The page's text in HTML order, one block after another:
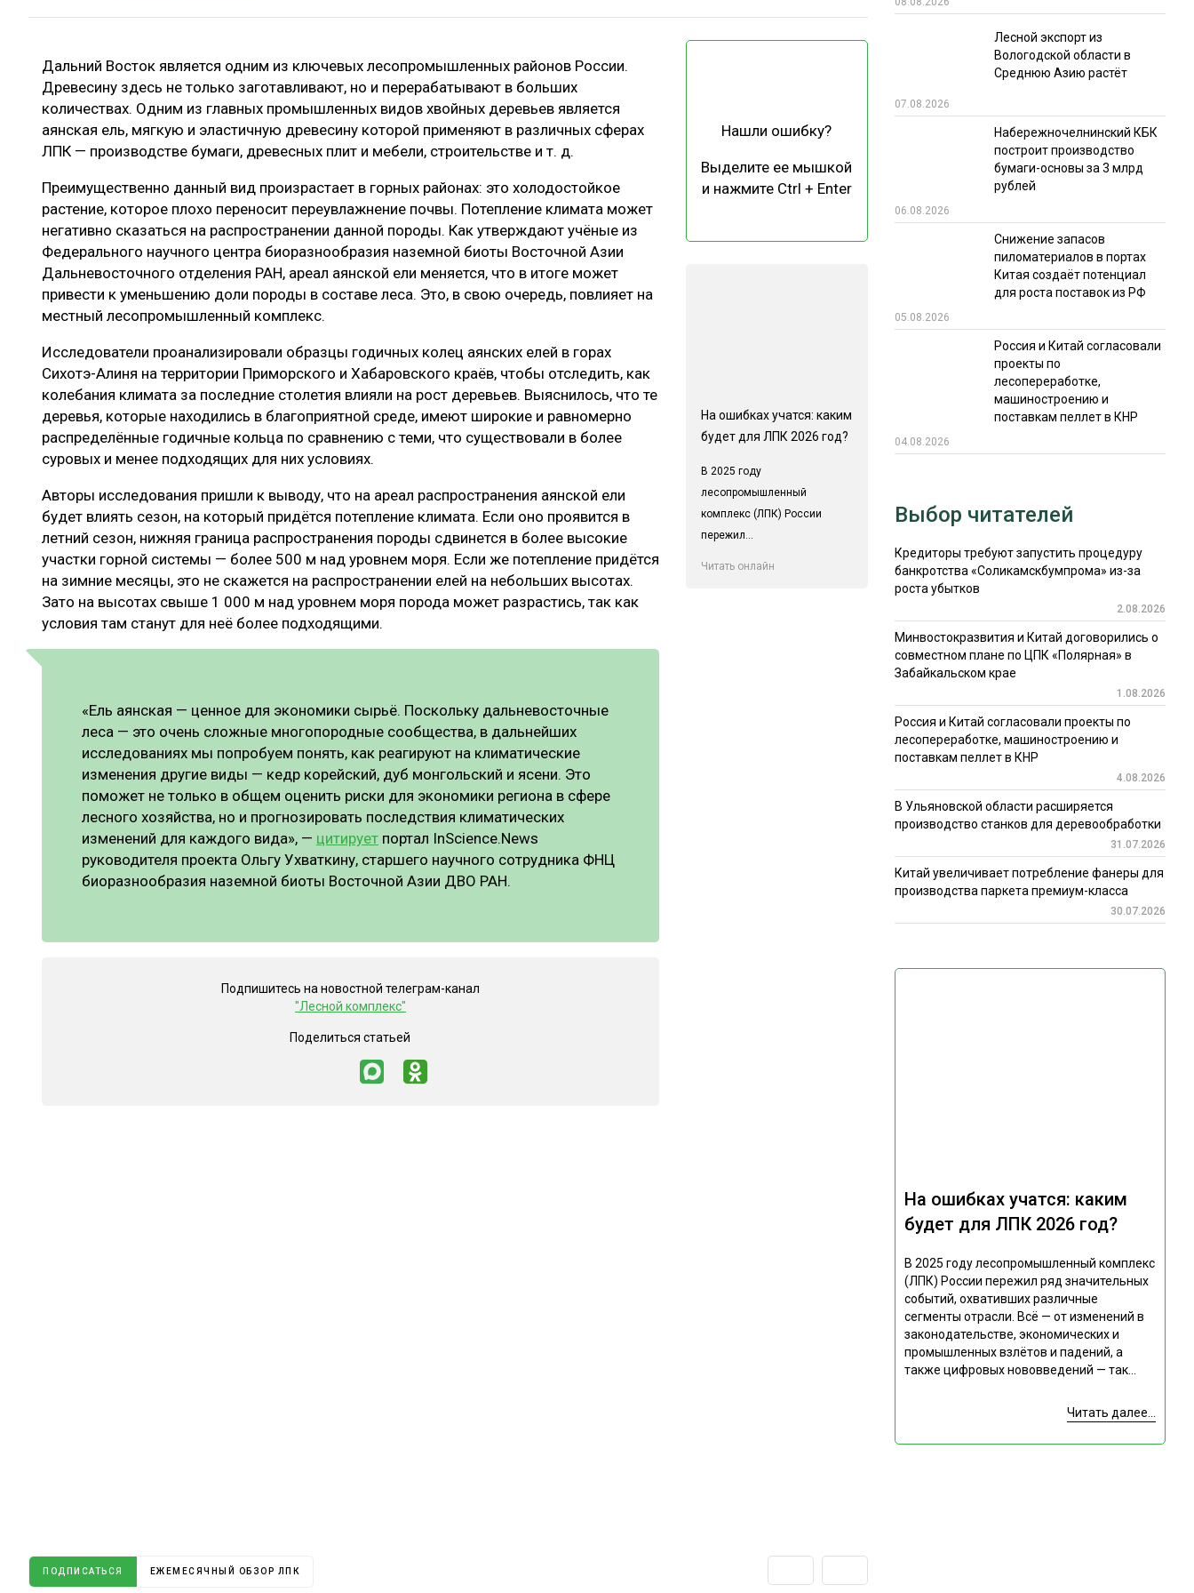
ПРОИЗВОДСТВО ДРЕВЕСНЫХ ПЛИТ
ЦБП
ОТРАСЛЕВАЯ ДИСКУССИЯ
КАЛЕНДАРЬ ВЫСТАВОК ИТОГИ МЕРОПРИЯТИЙ
Дальний Восток является одним из ключевых лесопромышленных районов России.
Древесину здесь не только заготавливают, но и перерабатывают в больших
количествах. Одним из главных промышленных видов хвойных деревьев является
аянская ель, мягкую и эластичную древесину которой применяют в различных сферах
ЛПК — производстве бумаги, древесных плит и мебели, строительстве и т. д.
Преимущественно данный вид произрастает в горных районах: это холодостойкое
растение, которое плохо переносит переувлажнение почвы. Потепление климата может
негативно сказаться на распространении данной породы. Как утверждают учёные из
Федерального научного центра биоразнообразия наземной биоты Восточной Азии
Дальневосточного отделения РАН, ареал аянской ели меняется, что в итоге может
привести к уменьшению доли породы в составе леса. Это, в свою очередь, повлияет на
местный лесопромышленный комплекс.
Исследователи проанализировали образцы годичных колец аянских елей в горах
Сихотэ-Алиня на территории Приморского и Хабаровского краёв, чтобы отследить, как
колебания климата за последние столетия влияли на рост деревьев. Выяснилось, что те
деревья, которые находились в благоприятной среде, имеют широкие и равномерно
распределённые годичные кольца по сравнению с теми, что существовали в более
суровых и менее подходящих для них условиях.
Авторы исследования пришли к выводу, что на ареал распространения аянской ели
будет влиять сезон, на который придётся потепление климата. Если оно проявится в
летний сезон, нижняя граница распространения породы сдвинется в более высокие
участки горной системы — более 500 м над уровнем моря. Если же потепление придётся
на зимние месяцы, это не скажется на распространении елей на небольших высотах.
Зато на высотах свыше 1 000 м над уровнем моря порода может разрастись, так как
условия там станут для неё более подходящими.
«Ель аянская — ценное для экономики сырьё. Поскольку дальневосточные
леса — это очень сложные многопородные сообщества, в дальнейших
исследованиях мы попробуем понять, как реагируют на климатические
изменения другие виды — кедр корейский, дуб монгольский и ясени. Это
поможет не только в общем оценить риски для экономики региона в сфере
лесного хозяйства, но и прогнозировать последствия климатических
изменений для каждого вида», — цитирует портал InScience.News
руководителя проекта Ольгу Ухваткину, старшего научного сотрудника ФНЦ
биоразнообразия наземной биоты Восточной Азии ДВО РАН.
Подпишитесь на новостной телеграм-канал
"Лесной комплекс"
Поделиться статьей
Нашли ошибку?
Выделите ее мышкой
и нажмите Ctrl + Enter
На ошибках учатся: каким
будет для ЛПК 2026 год?
В 2025 году
лесопромышленный
комплекс (ЛПК) России
пережил...
Читать онлайн
Лесной экспорт из
Вологодской области в
Среднюю Азию растёт
07.08.2026
Набережночелнинский КБК
построит производство
бумаги-основы за 3 млрд
рублей
06.08.2026
Снижение запасов
пиломатериалов в портах
Китая создаёт потенциал
для роста поставок из РФ
05.08.2026
Россия и Китай согласовали
проекты по
лесопереработке,
машиностроению и
поставкам пеллет в КНР
04.08.2026
На ошибках учатся: каким
будет для ЛПК 2026 год?
В 2025 году лесопромышленный комплекс
(ЛПК) России пережил ряд значительных
событий, охвативших различные
сегменты отрасли. Всё — от изменений в
законодательстве, экономических и
промышленных взлётов и падений, а
также цифровых нововведений — так...
Читать далее...
ПОДПИСАТЬСЯ ЕЖЕМЕСЯЧНЫЙ ОБЗОР ЛПК
Выбор читателей
Кредиторы требуют запустить процедуру
банкротства «Соликамскбумпрома» из-за
роста убытков
2.08.2026
Минвостокразвития и Китай договорились о
совместном плане по ЦПК «Полярная» в
Забайкальском крае
1.08.2026
Россия и Китай согласовали проекты по
лесопереработке, машиностроению и
поставкам пеллет в КНР
4.08.2026
В Ульяновской области расширяется
производство станков для деревообработки
31.07.2026
Китай увеличивает потребление фанеры для
производства паркета премиум-класса
30.07.2026